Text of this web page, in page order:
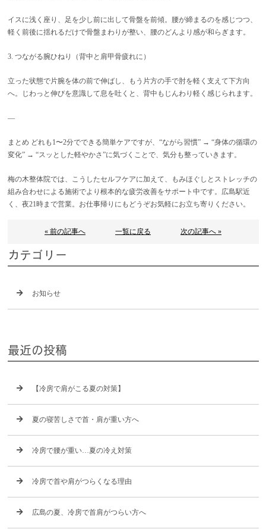
イスに浅く座り、足を少し前に出して骨盤を前傾。腰が締まるのを感じつつ、
軽く前後に揺れるだけで骨盤まわりが整い、腰のどんより感が和らぎます。
3. つながる腕ひねり（背中と肩甲骨疲れに）
立った状態で片腕を体の前で伸ばし、もう片方の手で肘を軽く支えて下方向
へ。じわっと伸びを意識して息を吐くと、背中もじんわり軽く感じられます。
—
まとめ どれも1〜2分でできる簡単ケアですが、“ながら習慣” → “身体の循環の
変化” → “スッとした軽やかさ”に気づくことで、気分も整っていきます。
梅の木整体院では、こうしたセルフケアに加えて、もみほぐしとストレッチの
組み合わせによる施術でより根本的な疲労改善をサポート中です。広島駅近
く、夜21時まで営業。お仕事帰りにもどうぞお気軽にお立ち寄りください。
« 前の記事へ 一覧に戻る 次の記事へ »
カテゴリー
お知らせ
最近の投稿
【冷房で肩がこる夏の対策】
夏の寝苦しさで首・肩が重い方へ
冷房で腰が重い…夏の冷え対策
冷房で首や肩がつらくなる理由
広島の夏、冷房で首肩がつらい方へ